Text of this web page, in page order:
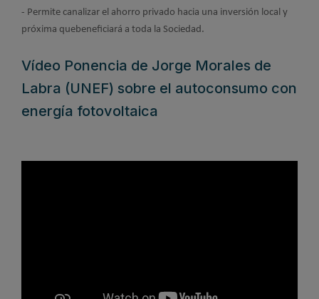
- Permite canalizar el ahorro privado hacia una inversión local y
próxima quebeneficiará a toda la Sociedad.
Vídeo Ponencia de Jorge Morales de
Labra (UNEF) sobre el autoconsumo con
energía fotovoltaica